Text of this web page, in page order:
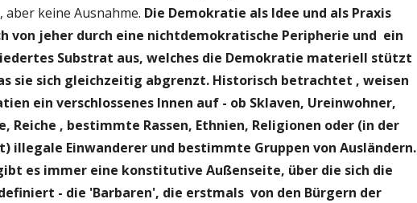
aber keine Ausnahme. Die Demokratie als Idee und als Praxis
von jeher durch eine nichtdemokratische Peripherie und ein
Substrat aus, welches die Demokratie materiell stützt
sie sich gleichzeitig abgrenzt. Historisch betrachtet , weisen
ein verschlossenes Innen auf - ob Sklaven, Ureinwohner,
Reiche , bestimmte Rassen, Ethnien, Religionen oder (in der
illegale Einwanderer und bestimmte Gruppen von Ausländern.
es immer eine konstitutive Außenseite, über die sich die
- die 'Barbaren', die erstmals von den Bürgern der